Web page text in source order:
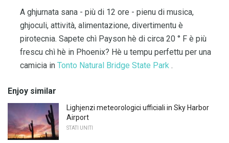
A ghjurnata sana - più di 12 ore - pienu di musica,
ghjoculi, attività, alimentazione, divertimentu è
pirotecnia. Sapete chì Payson hè di circa 20 ° F è più
frescu chì hè in Phoenix? Hè u tempu perfettu per una
camicia in Tonto Natural Bridge State Park .
Enjoy similar
Lighjenzi meteorologici ufficiali in Sky Harbor
Airport
STATI UNITI